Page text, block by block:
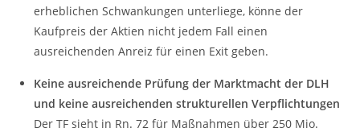
erheblichen Schwankungen unterliege, könne der
Kaufpreis der Aktien nicht jedem Fall einen
ausreichenden Anreiz für einen Exit geben.
Keine ausreichende Prüfung der Marktmacht der DLH
und keine ausreichenden strukturellen Verpflichtungen
Der TF sieht in Rn. 72 für Maßnahmen über 250 Mio.